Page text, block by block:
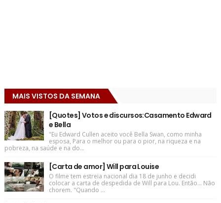
MAIS VISTOS DA SEMANA
[Quotes] Votos e discursos:Casamento Edward
e Bella
"Eu Edward Cullen aceito você Bella Swan, como minha
esposa, Para o melhor ou para o pior, na riqueza e na
pobreza, na saúde e na do...
[Carta de amor] Will para Louise
O filme tem estreia nacional dia 18 de junho e decidi
colocar a carta de despedida de Will para Lou. Então... Não
chorem. "Quando ...